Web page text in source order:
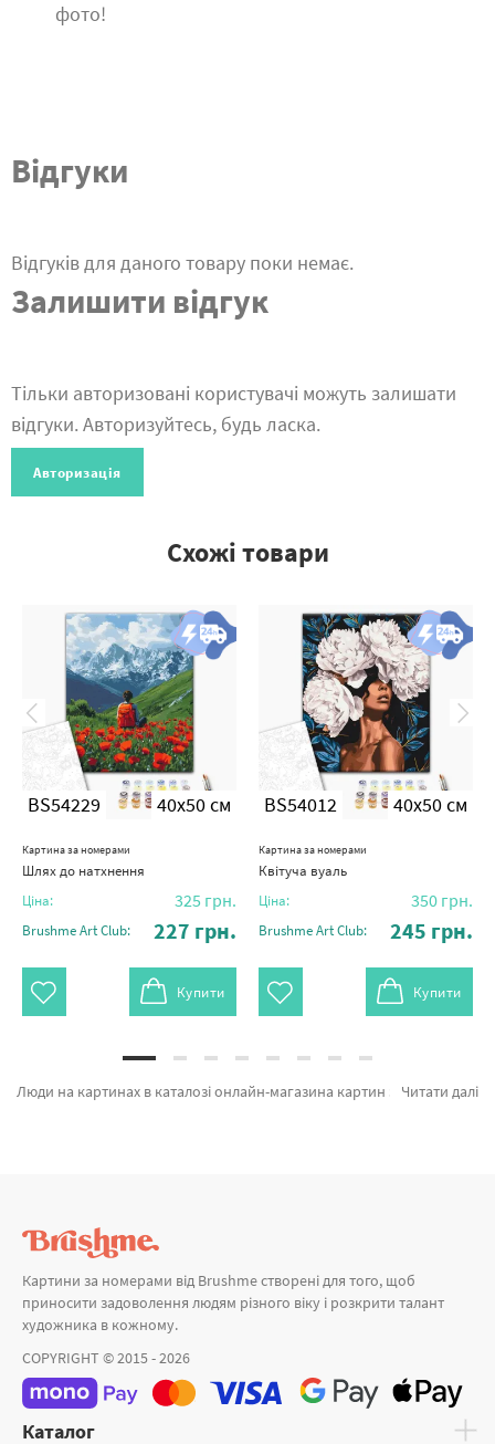
фото!
Відгуки
Відгуків для даного товару поки немає.
Залишити відгук
Тільки авторизовані користувачі можуть залишати
відгуки. Авторизуйтесь, будь ласка.
Авторизація
Схожі товари
BS54229 40x50 см
Картина за номерами
Шлях до натхнення
Ціна: 325 грн.
Brushme Art Club: 227 грн.
Купити
BS54012 40x50 см
Картина за номерами
Квітуча вуаль
Ціна: 350 грн.
Brushme Art Club: 245 грн.
Купити
Читати далі
Люди на картинах в каталозі онлайн-магазина картин за номерами и алмазної мозаїки Brushme.com.ua. У нас є можливість замовити Картина за номерами Сонячні ванни BS51652 від лідируючого бренду Brushme який вражає своїми рішеннями. Будь-який товар з лінійки «Картини за номерами» сертифікований та підтверджений досвідом клієнтів. Загадка піонів, Загадка метеликів и Любов без перешкод а также хороший вибір продукції за привабливими цінами. При покупці Дівчина або картина за номерами лавандова, блискавично привеземо в Кропивницький або будь-яку область. Колекція «Мінімалізм» та картини за номерами півонії, придбайте прямо зараз!
Картини за номерами від Brushme створені для того, щоб
приносити задоволення людям різного віку і розкрити талант
художника в кожному.
COPYRIGHT © 2015 - 2026
Каталог